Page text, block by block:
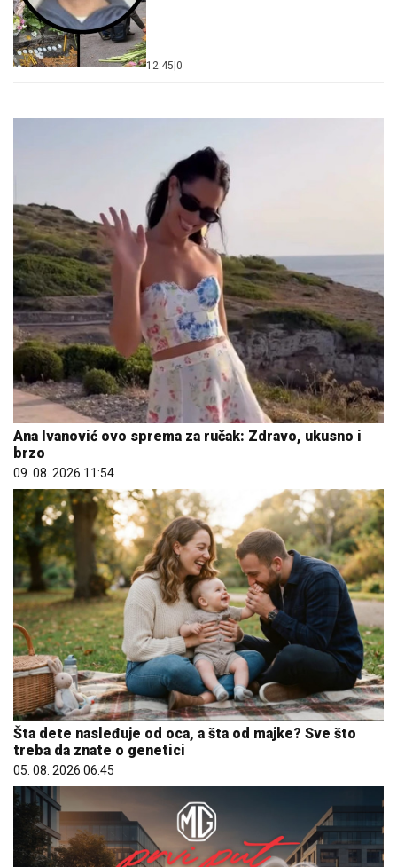
12:45 0
Ana Ivanović ovo sprema za ručak: Zdravo, ukusno i
brzo
09. 08. 2026 11:54
Šta dete nasleđuje od oca, a šta od majke? Sve što
treba da znate o genetici
05. 08. 2026 06:45